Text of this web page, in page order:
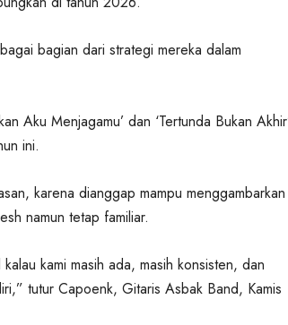
bagian dari strategi mereka dalam
Aku Menjagamu’ dan ‘Tertunda Bukan
ini.
karena dianggap mampu menggambarkan
namun tetap familiar.
kami masih ada, masih konsisten, dan
tutur Capoenk, Gitaris Asbak Band, Kamis